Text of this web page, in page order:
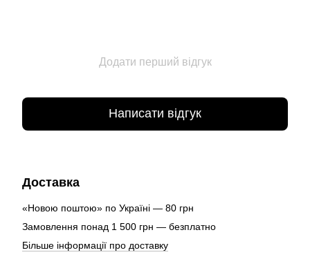
Додати перший відгук
Написати відгук
Доставка
«Новою поштою» по Україні — 80 грн
Замовлення понад 1 500 грн — безплатно
Більше інформації про доставку